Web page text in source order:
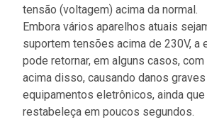
tensão (voltagem) acima da normal.
Embora vários aparelhos atuais
suportem tensões acima de 230V, a
pode retornar, em alguns casos, com
acima disso, causando danos
equipamentos eletrônicos, ainda
restabeleça em poucos segundos.